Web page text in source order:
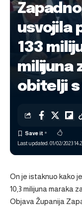
usvojila
133
milijuna
obitelji
Last updated: 01/02/2023
On je istaknuo kako
10,3 milijuna maraka
Objava Županija